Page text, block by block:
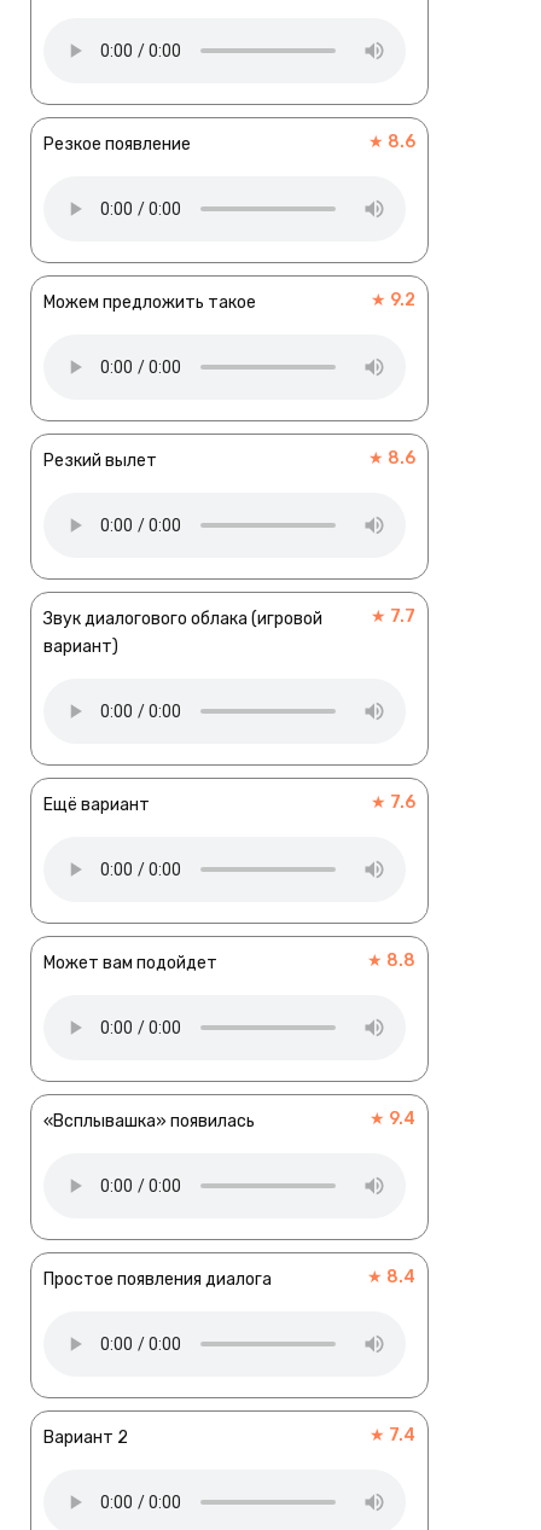
Резкое появление ★ 8.6
Можем предложить такое ★ 9.2
Резкий вылет ★ 8.6
Звук диалогового облака (игровой
вариант)
★ 7.7
Ещё вариант ★ 7.6
Может вам подойдет ★ 8.8
«Всплывашка» появилась ★ 9.4
Простое появления диалога ★ 8.4
Вариант 2 ★ 7.4